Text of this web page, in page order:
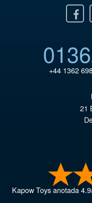
Twitter
+44 1362
21
Kapow Toysanotada4.9